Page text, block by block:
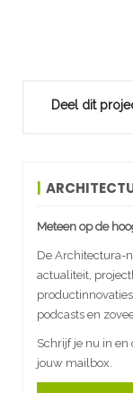
Deel dit
Meteen op de
De Architectura-
actualiteit,
podcasts en
Schrijf je nu in
jouw mailbox.